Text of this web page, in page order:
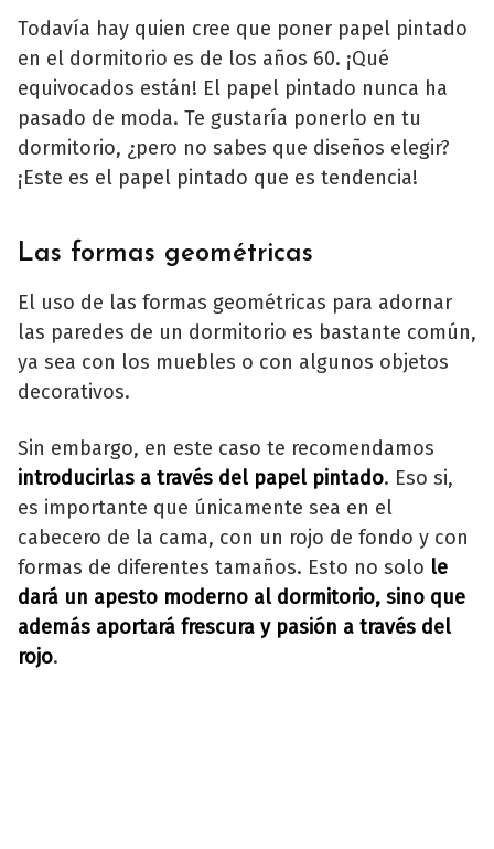
Todavía hay quien cree que poner papel pintado
en el dormitorio es de los años 60. ¡Qué
equivocados están! El papel pintado nunca ha
pasado de moda. Te gustaría ponerlo en tu
dormitorio, ¿pero no sabes que diseños elegir?
¡Este es el papel pintado que es tendencia!
Las formas geométricas
El uso de las formas geométricas para adornar
las paredes de un dormitorio es bastante común,
ya sea con los muebles o con algunos objetos
decorativos.
Sin embargo, en este caso te recomendamos
introducirlas a través del papel pintado. Eso si,
es importante que únicamente sea en el
cabecero de la cama, con un rojo de fondo y con
formas de diferentes tamaños. Esto no solo le
dará un apesto moderno al dormitorio, sino que
además aportará frescura y pasión a través del
rojo.